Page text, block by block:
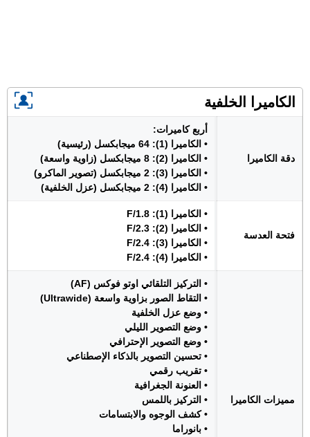
الكاميرا الخلفية
دقة الكاميرا
أربع كاميرات:
• الكاميرا (1): 64 ميجابكسل (رئيسية)
• الكاميرا (2): 8 ميجابكسل (زاوية واسعة)
• الكاميرا (3): 2 ميجابكسل (تصوير الماكرو)
• الكاميرا (4): 2 ميجابكسل (عزل الخلفية)
فتحة العدسة
• الكاميرا (1): F/1.8
• الكاميرا (2): F/2.3
• الكاميرا (3): F/2.4
• الكاميرا (4): F/2.4
مميزات الكاميرا
• التركيز التلقائي اوتو فوكس (AF)
• التقاط الصور بزاوية واسعة (Ultrawide)
• وضع عزل الخلفية
• وضع التصوير الليلي
• وضع التصوير الإحترافي
• تحسين التصوير بالذكاء الإصطناعي
• تقريب رقمي
• العنونة الجغرافية
• التركيز باللمس
• كشف الوجوه والابتسامات
• بانوراما